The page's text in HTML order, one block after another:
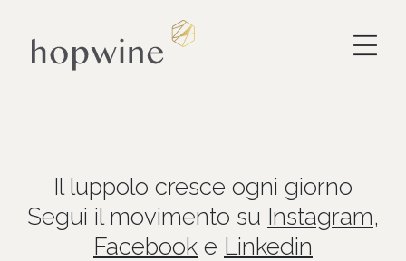
Il luppolo cresce ogni giorno
Segui il movimento su Instagram,
Facebook e Linkedin